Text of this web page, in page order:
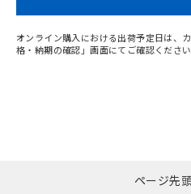
オンライン購入における出荷予定日は、
格・納期の確認」画面にてご確認ください
ページ先